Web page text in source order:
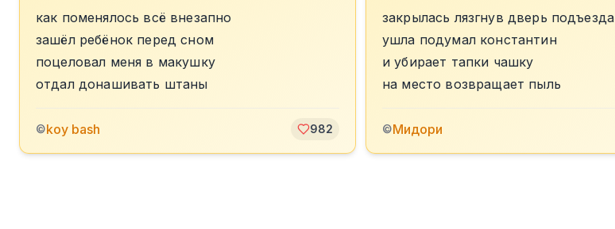
как поменялось всё внезапно
зашёл ребёнок перед сном
поцеловал меня в макушку
отдал донашивать штаны
©koy bash 982
закрылась лязгнув дверь подъезда
ушла подумал константин
и убирает тапки чашку
на место возвращает пыль
©Мидори